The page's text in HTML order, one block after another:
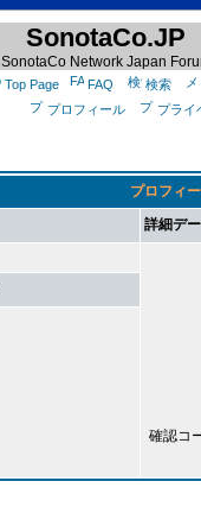
SonotaCo.JP
SonotaCo Network Japan
Top Page FAQ
検索
プロフィール
プライ
プロフィ
詳細デ
確認コ